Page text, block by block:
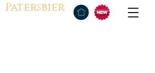
Patersbier